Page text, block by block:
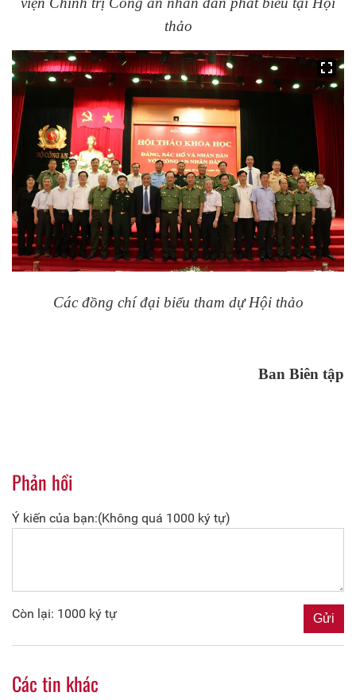
thảo
Các đồng chí đại biểu tham dự Hội thảo
Ban Biên tập
Phản hồi
Ý kiến của bạn:(Không quá 1000 ký tự)
Còn lại: 1000 ký tự
Các tin khác